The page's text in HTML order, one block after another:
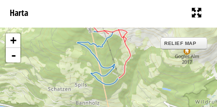
Harta
+
-
RELIEF MAP